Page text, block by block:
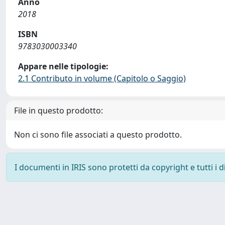
2018
ISBN
9783030003340
Appare nelle tipologie:
2.1 Contributo in volume (Capitolo o Saggio)
File in questo prodotto:
Non ci sono file associati a questo prodotto.
I documenti in IRIS sono protetti da copyright e tutti i